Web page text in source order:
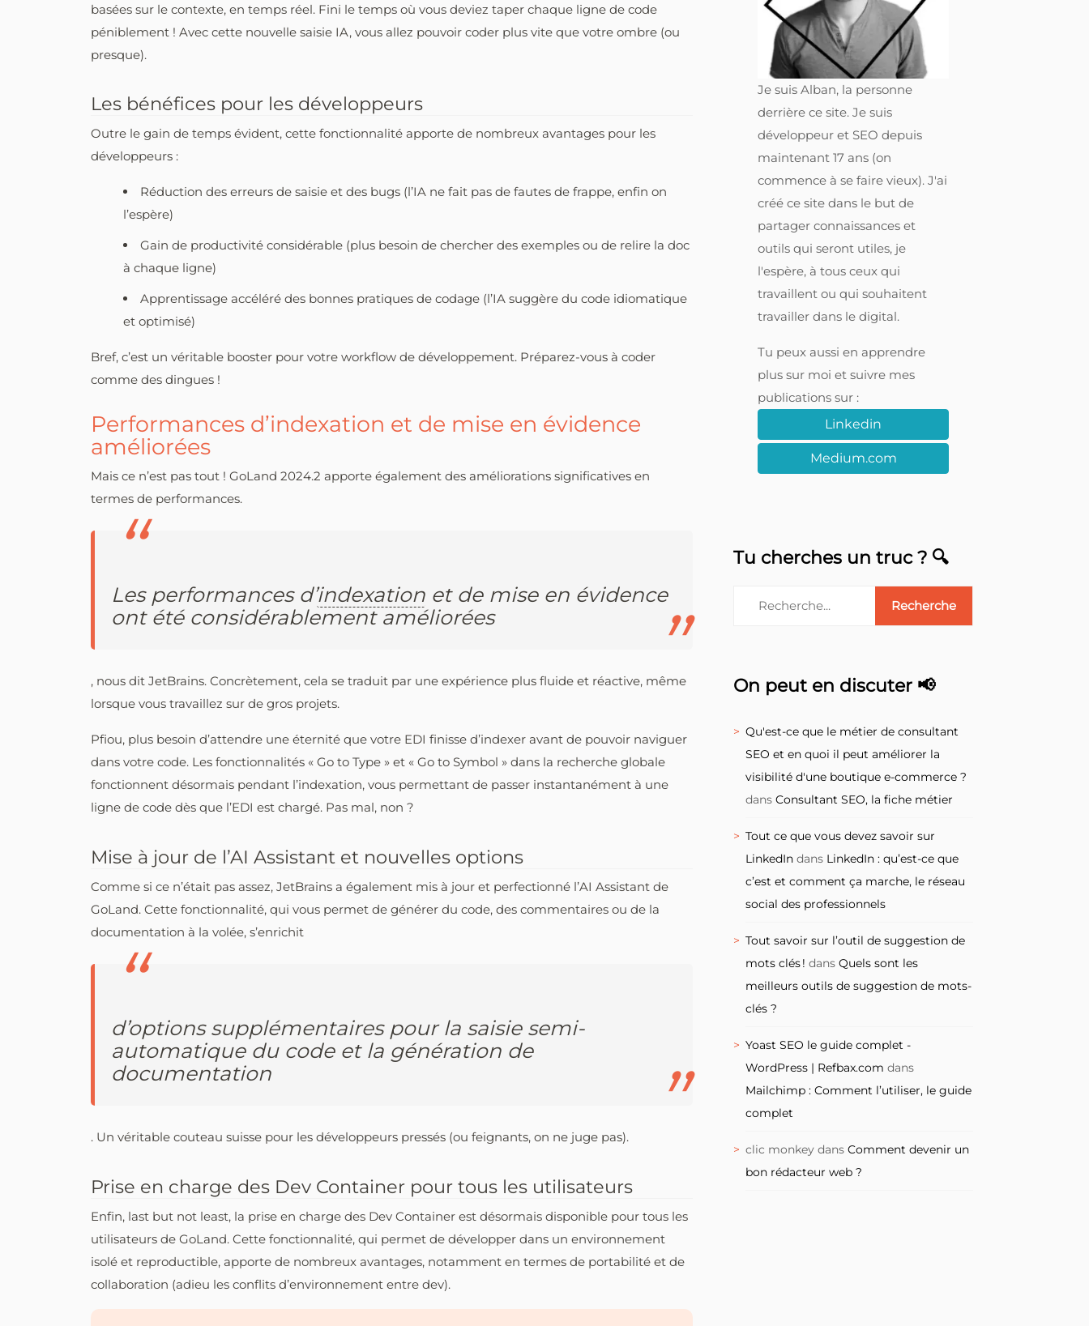
basées sur le contexte, en temps réel. Fini le temps où vous deviez taper chaque ligne de code
péniblement ! Avec cette nouvelle saisie IA, vous allez pouvoir coder plus vite que votre ombre (ou
presque).
Les bénéfices pour les développeurs
Outre le gain de temps évident, cette fonctionnalité apporte de nombreux avantages pour les
développeurs :
Réduction des erreurs de saisie et des bugs (l’IA ne fait pas de fautes de frappe, enfin on
l’espère)
Gain de productivité considérable (plus besoin de chercher des exemples ou de relire la doc
à chaque ligne)
Apprentissage accéléré des bonnes pratiques de codage (l’IA suggère du code idiomatique
et optimisé)
Bref, c’est un véritable booster pour votre workflow de développement. Préparez-vous à coder
comme des dingues !
Performances d’indexation et de mise en évidence
améliorées
Mais ce n’est pas tout ! GoLand 2024.2 apporte également des améliorations significatives en
termes de performances.
Les performances d’indexation et de mise en évidence
ont été considérablement améliorées
, nous dit JetBrains. Concrètement, cela se traduit par une expérience plus fluide et réactive, même
lorsque vous travaillez sur de gros projets.
Pfiou, plus besoin d’attendre une éternité que votre EDI finisse d’indexer avant de pouvoir naviguer
dans votre code. Les fonctionnalités « Go to Type » et « Go to Symbol » dans la recherche globale
fonctionnent désormais pendant l’indexation, vous permettant de passer instantanément à une
ligne de code dès que l’EDI est chargé. Pas mal, non ?
Mise à jour de l’AI Assistant et nouvelles options
Comme si ce n’était pas assez, JetBrains a également mis à jour et perfectionné l’AI Assistant de
GoLand. Cette fonctionnalité, qui vous permet de générer du code, des commentaires ou de la
documentation à la volée, s’enrichit
d’options supplémentaires pour la saisie semi-
automatique du code et la génération de
documentation
. Un véritable couteau suisse pour les développeurs pressés (ou feignants, on ne juge pas).
Prise en charge des Dev Container pour tous les utilisateurs
Enfin, last but not least, la prise en charge des Dev Container est désormais disponible pour tous les
utilisateurs de GoLand. Cette fonctionnalité, qui permet de développer dans un environnement
isolé et reproductible, apporte de nombreux avantages, notamment en termes de portabilité et de
collaboration (adieu les conflits d’environnement entre dev).
Je suis Alban, la personne
derrière ce site. Je suis
développeur et SEO depuis
maintenant 17 ans (on
commence à se faire vieux). J'ai
créé ce site dans le but de
partager connaissances et
outils qui seront utiles, je
l'espère, à tous ceux qui
travaillent ou qui souhaitent
travailler dans le digital.
Tu peux aussi en apprendre
plus sur moi et suivre mes
publications sur :
Linkedin
Medium.com
Tu cherches un truc ? 🔍
On peut en discuter 📢
Qu'est-ce que le métier de consultant
SEO et en quoi il peut améliorer la
visibilité d'une boutique e-commerce ?
dansConsultant SEO, la fiche métier
Tout ce que vous devez savoir sur
LinkedIn dans LinkedIn : qu’est-ce que
c’est et comment ça marche, le réseau
social des professionnels
Tout savoir sur l’outil de suggestion de
mots clés ! dansQuels sont les
meilleurs outils de suggestion de mots-
clés ?
Yoast SEO le guide complet -
WordPress | Refbax.com dans
Mailchimp : Comment l’utiliser, le guide
complet
clic monkey dansComment devenir un
bon rédacteur web ?